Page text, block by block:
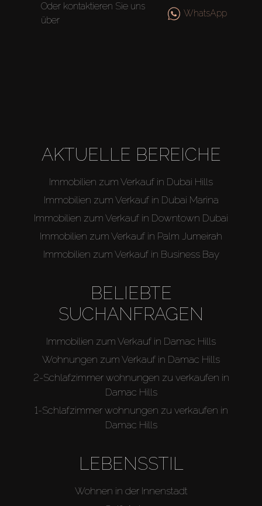
Oder kontaktieren Sie uns
über
WhatsApp
AKTUELLE BEREICHE
Immobilien zum Verkauf in Dubai Hills
Immobilien zum Verkauf in Dubai Marina
Immobilien zum Verkauf in Downtown Dubai
Immobilien zum Verkauf in Palm Jumeirah
Immobilien zum Verkauf in Business Bay
BELIEBTE
SUCHANFRAGEN
Immobilien zum Verkauf in Damac Hills
Wohnungen zum Verkauf in Damac Hills
2-Schlafzimmer wohnungen zu verkaufen in
Damac Hills
1-Schlafzimmer wohnungen zu verkaufen in
Damac Hills
LEBENSSTIL
Wohnen in der Innenstadt